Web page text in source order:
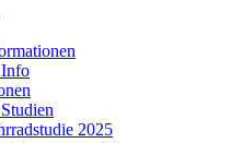
2025